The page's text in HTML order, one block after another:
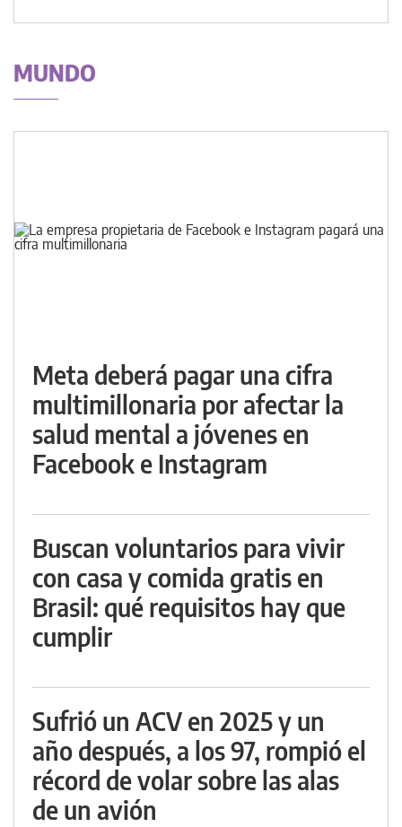
MUNDO
Meta deberá pagar una cifra
multimillonaria por afectar la
salud mental a jóvenes en
Facebook e Instagram
Buscan voluntarios para vivir
con casa y comida gratis en
Brasil: qué requisitos hay que
cumplir
Sufrió un ACV en 2025 y un
año después, a los 97, rompió el
récord de volar sobre las alas
de un avión